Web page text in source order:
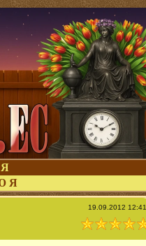
Я
Я
19.09.2012 12:41